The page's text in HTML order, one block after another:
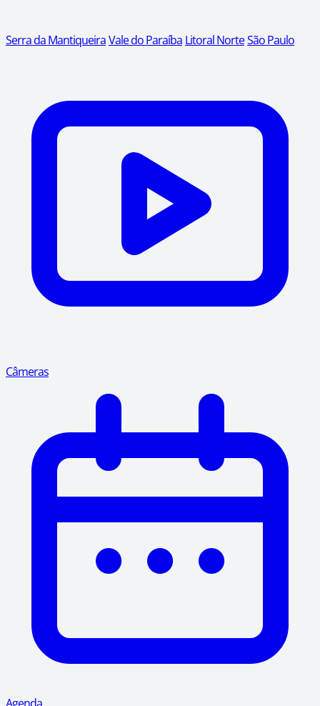
Serra da MantiqueiraVale do Paraíba Litoral NorteSão Paulo
Câmeras